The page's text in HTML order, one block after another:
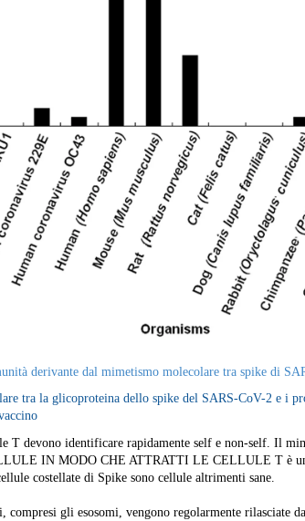
derivante dal mimetismo molecolare tra spike di
tra la glicoproteina dello spike del SARS-CoV-2 e i
T devono identificare rapidamente self e non-self. Il
IN MODO CHE ATTRATTI LE CELLULE T è
costellate di Spike sono cellule altrimenti sane.
compresi gli esosomi, vengono regolarmente rilasciate